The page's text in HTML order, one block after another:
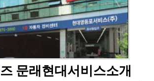
문래현대서비스소개